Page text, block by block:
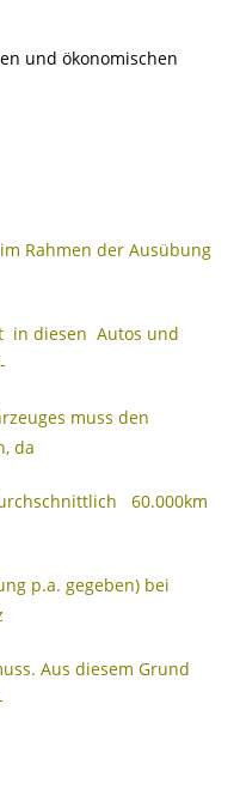
und ökonomischen
Rahmen der Ausübung
in diesen Autos und
muss den
da
60.000km
p.a. gegeben) bei
Aus diesem Grund